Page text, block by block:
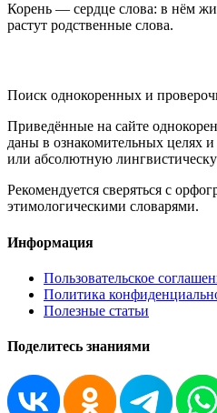
Корень — сердце слова: в нём
растут родственные слова.
Поиск однокоренных и
Приведённые на сайте
даны в ознакомительных целях
или абсолютную
Рекомендуется сверяться с
этимологическими словарями.
Информация
Пользовательское
Политика
Полезные статьи
Поделитесь знаниями